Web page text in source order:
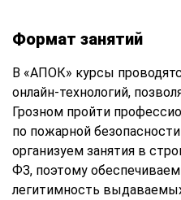
Формат занятий
В «АПОК» курсы
онлайн-технологий,
Грозном пройти
по пожарной
организуем занятия в
ФЗ, поэтому
легитимность